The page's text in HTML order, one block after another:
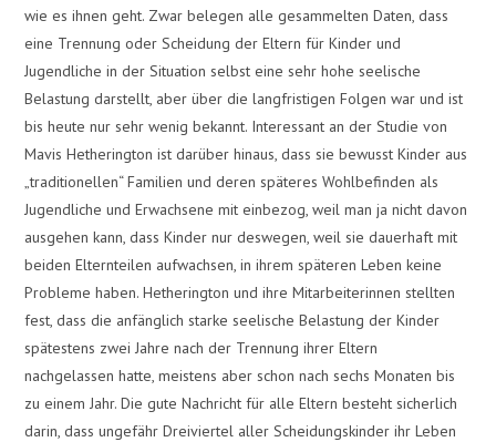
wie es ihnen geht. Zwar belegen alle gesammelten Daten, dass
eine Trennung oder Scheidung der Eltern für Kinder und
Jugendliche in der Situation selbst eine sehr hohe seelische
Belastung darstellt, aber über die langfristigen Folgen war und ist
bis heute nur sehr wenig bekannt. Interessant an der Studie von
Mavis Hetherington ist darüber hinaus, dass sie bewusst Kinder aus
„traditionellen“ Familien und deren späteres Wohlbefinden als
Jugendliche und Erwachsene mit einbezog, weil man ja nicht davon
ausgehen kann, dass Kinder nur deswegen, weil sie dauerhaft mit
beiden Elternteilen aufwachsen, in ihrem späteren Leben keine
Probleme haben. Hetherington und ihre Mitarbeiterinnen stellten
fest, dass die anfänglich starke seelische Belastung der Kinder
spätestens zwei Jahre nach der Trennung ihrer Eltern
nachgelassen hatte, meistens aber schon nach sechs Monaten bis
zu einem Jahr. Die gute Nachricht für alle Eltern besteht sicherlich
darin, dass ungefähr Dreiviertel aller Scheidungskinder ihr Leben